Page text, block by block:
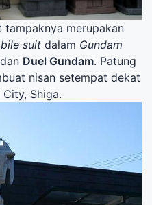
merupakan
suit dalam Gundam
dan Duel Gundam. Patung
nisan setempat dekat
Shiga.